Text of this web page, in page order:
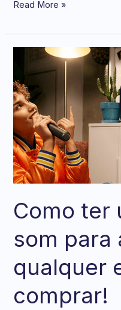
Read More »
Como ter
som para
qualquer
comprar!
uma
caixa
de
som
para
agitar
qualquer
evento
sem
comprar!